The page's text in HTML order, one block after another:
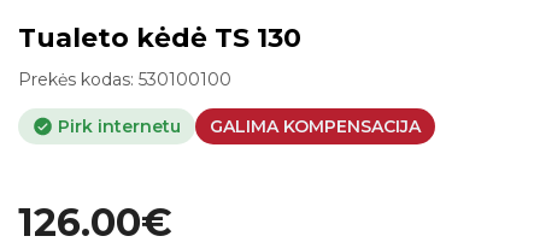
Tualeto kėdė TS 130
Prekės kodas: 530100100
Pirk internetu GALIMA KOMPENSACIJA
126.00€